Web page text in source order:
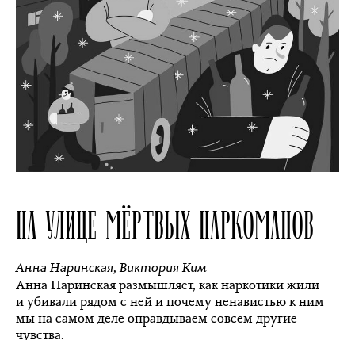
НА УЛИЦЕ МЁРТВЫХ НАРКОМАНОВ
Анна Наринская,Виктория Ким
Анна Наринская размышляет, как наркотики жили
и убивали рядом с ней и почему ненавистью к ним
мы на самом деле оправдываем совсем другие
чувства.